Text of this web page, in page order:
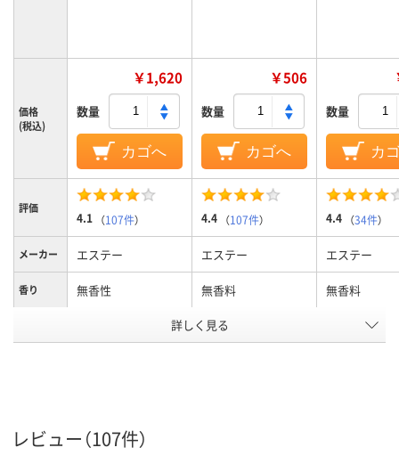
価格
(税込)
￥1,620
数量
カゴへ
￥506
数量
カゴへ
数量
カ
評価
4.1 （107件） 4.4 （107件） 4.4 （34件）
メーカー エステー エステー エステー
香り 無香性 無香料 無香料
トイレ用 トイレ用
詳しく見る
レビュー（107件）